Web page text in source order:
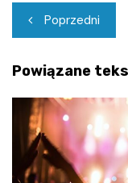
Nawigacja
wpisu
Poprzedni
Powiązane